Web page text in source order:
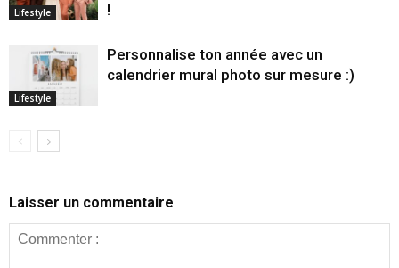
Lifestyle
!
Lifestyle
Personnalise ton année avec un
calendrier mural photo sur mesure :)
Laisser un commentaire